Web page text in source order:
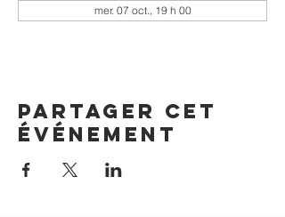
mer. 07 oct., 19 h 00
Partager cet
événement